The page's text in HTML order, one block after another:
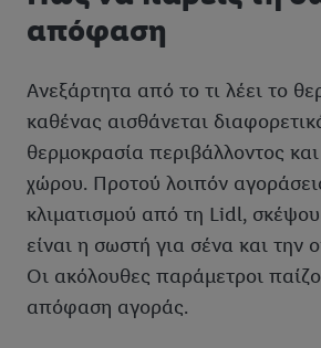
απόφαση
Ανεξάρτητα από το τι λέει το
καθένας αισθάνεται
θερμοκρασία περιβάλλοντος
χώρου. Προτού λοιπόν
κλιματισμού από τη Lidl,
είναι η σωστή για σένα και την
Οι ακόλουθες παράμετροι
απόφαση αγοράς.
μπορείτε να βρείτε στην
βρείτε τα νομικά στοιχεία της εταιρείας μας